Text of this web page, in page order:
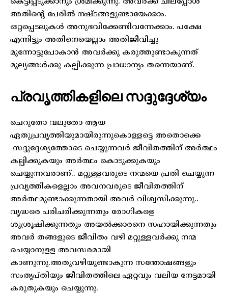
അതിന്റെ പേരിൽ നഷ്ടങ്ങളുണ്ടായേക്കാം.
ഒറ്റപ്പെടലുകൾ അനുഭവിക്കേണ്ടിവന്നേക്കാം. പക്ഷേ
എന്നിട്ടും അതിനെയെല്ലാം അതിജീവിച്ചു
മുന്നോട്ടുപോകാൻ അവർക്കു കരുത്തുണ്ടാകുന്നത്
മൂല്യങ്ങൾക്കു കല്പിക്കുന്ന പ്രാധാന്യം തന്നെയാണ്.
പ്രവൃത്തികളിലെ സദ്ദുദ്ദേശ്യം
ചെറുതോ വലുതോ ആയ
ഏതുപ്രവൃത്തിയുമായിരുന്നുകൊള്ളട്ടെ അതൊക്കെ
സദ്ദുദ്ദേശ്യത്തോടെ ചെയ്യുന്നവർ ജീവിതത്തിന് അർത്ഥം
കല്പിക്കുകയും അർത്ഥം കൊടുക്കുകയും
ചെയ്യുന്നവരാണ്.. മറ്റുള്ളവരുടെ നന്മയെ പ്രതി ചെയ്യുന്ന
പ്രവൃത്തികളെല്ലാം അവനവരുടെ ജീവിതത്തിന്
അർത്ഥമുണ്ടാക്കുന്നതായി അവർ വിശ്വസിക്കുന്നു..
വൃദ്ധരെ പരിചരിക്കുന്നതും രോഗികളെ
ശുശ്രൂഷിക്കുന്നതും അയൽക്കാരനെ സഹായിക്കുന്നതും
അവർ തങ്ങളുടെ ജീവിതം വഴി മറ്റുള്ളവർക്കു നന്മ
ചെയ്യാനുളള അവസരമായി
കാണുന്നു.അതുവഴിയുണ്ടാകുന്ന സന്തോഷങ്ങളും
സംതൃപ്തിയും ജീവിതത്തിലെ ഏറ്റവും വലിയ നേട്ടമായി
കരുതുകയും ചെയ്യുന്നു.